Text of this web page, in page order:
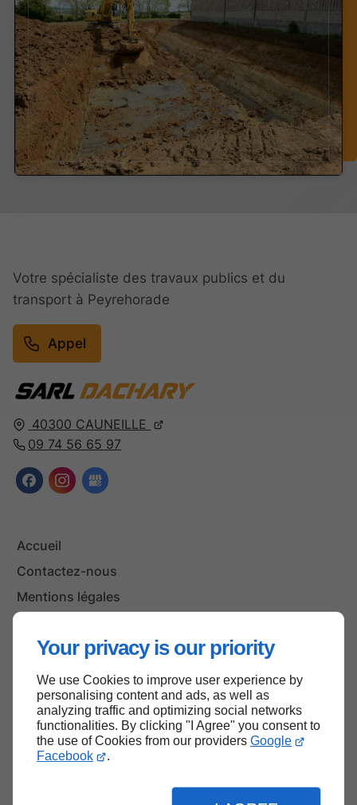
Your privacy is our priority
We use Cookies to improve user experience by
personalising content and ads, as well as
analyzing traffic and optimizing social networks
functionalities. By clicking "I Agree" you consent to
the use of Cookies from our providers Google
Facebook
.
40300 CAUNEILLE
09 74 56 65 97
Accueil
Contactez-nous
Mentions légales
Votre spécialiste des travaux publics et du
transport à Peyrehorade
Appel
Haut de page